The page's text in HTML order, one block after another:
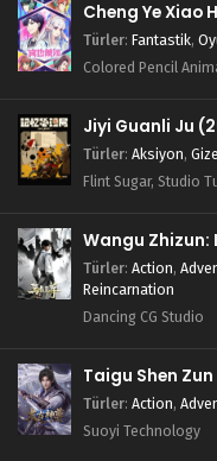
Cheng Ye Xiao
Türler: Fantastik,
Colored Pencil
Jiyi Guanli Ju
Türler: Aksiyon,
Flint Sugar, Studio
Wangu Zhizun:
Türler: Action,
Reincarnation
Dancing CG Studio
Taigu Shen Zun
Türler: Action,
Suoyi Technology